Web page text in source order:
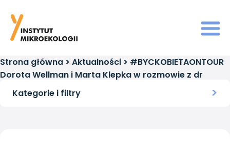
Strona główna > Aktualności > #BYCKOBIETAONTOUR
Dorota Wellman i Marta Klepka w rozmowie z dr
Mirosławą Gałęcką
Kategorie i filtry